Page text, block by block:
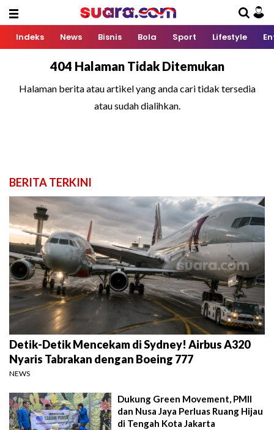
Indeks News Bisnis Bola Sport Lifestyle
404 Halaman Tidak Ditemukan
Halaman berita atau artikel yang anda cari tidak tersedia
atau sudah dialihkan.
BERITA TERKINI
Detik-Detik Mencekam di Sydney! Airbus A320
Nyaris Tabrakan dengan Boeing 777
NEWS
Dukung Green Movement, PMII
dan Nusa Jaya Perluas Ruang Hijau
di Tengah Kota Jakarta